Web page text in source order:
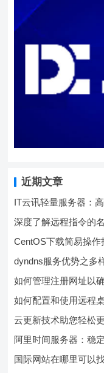
近期文章
IT云讯轻量服务器：
深度了解远程指令的
CentOS下载简易操作
dyndns服务优势之多
如何管理注册网址以
如何配置和使用远程
云更新技术助您轻松
阿里时间服务器：稳
国际网站在哪里可以